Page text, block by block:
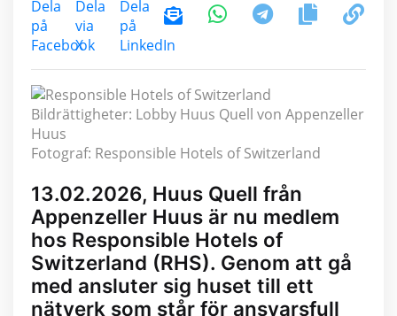
Bildrättigheter: Lobby Huus Quell von Appenzeller
Huus
Fotograf: Responsible Hotels of Switzerland
13.02.2026, Huus Quell från
Appenzeller Huus är nu medlem
hos Responsible Hotels of
Switzerland (RHS). Genom att gå
med ansluter sig huset till ett
nätverk som står för ansvarsfull